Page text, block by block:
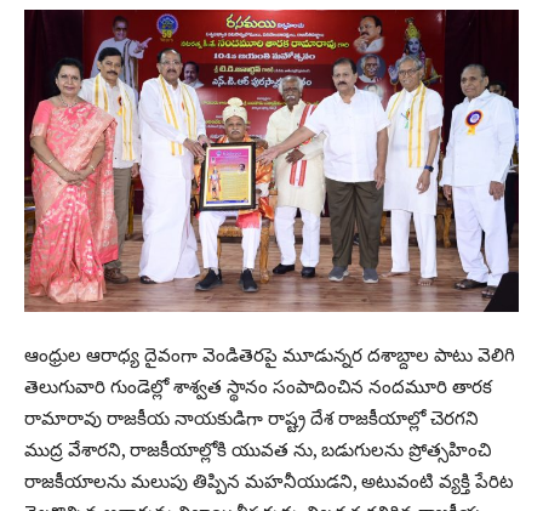
ఆంధ్రుల ఆరాధ్య దైవంగా వెండితెరపై మూడున్నర దశాబ్దాల పాటు వెలిగి
తెలుగువారి గుండెల్లో శాశ్వత స్థానం సంపాదించిన నందమూరి తారక
రామారావు రాజకీయ నాయకుడిగా రాష్ట్ర దేశ రాజకీయాల్లో చెరగని
ముద్ర వేశారని, రాజకీయాల్లోకి యువత ను, బడుగులను ప్రోత్సహించి
రాజకీయాలను మలుపు తిప్పిన మహనీయుడని, అటువంటి వ్యక్తి పేరిట